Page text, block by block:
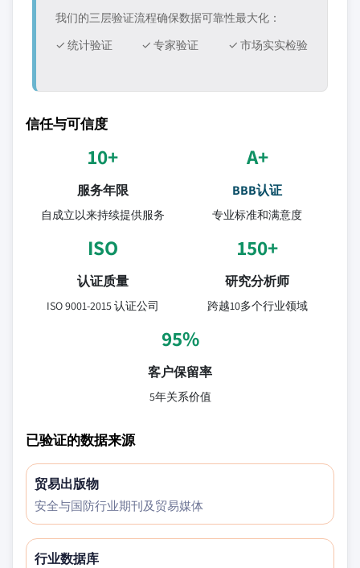
我们的三层验证流程确保数据可靠性最大化：
✓ 统计验证
✓ 专家验证 ✓ 市场实实检验
信任与可信度
10+
服务年限
自成立以来持续提供服务
A+
BBB认证
专业标准和满意度
ISO
认证质量
ISO 9001-2015 认证公司
150+
研究分析师
跨越10多个行业领域
95%
客户保留率
5年关系价值
已验证的数据来源
贸易出版物
安全与国防行业期刊及贸易媒体
行业数据库